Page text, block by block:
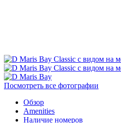
Посмотреть все фотографии
Обзор
Amenities
Наличие номеров